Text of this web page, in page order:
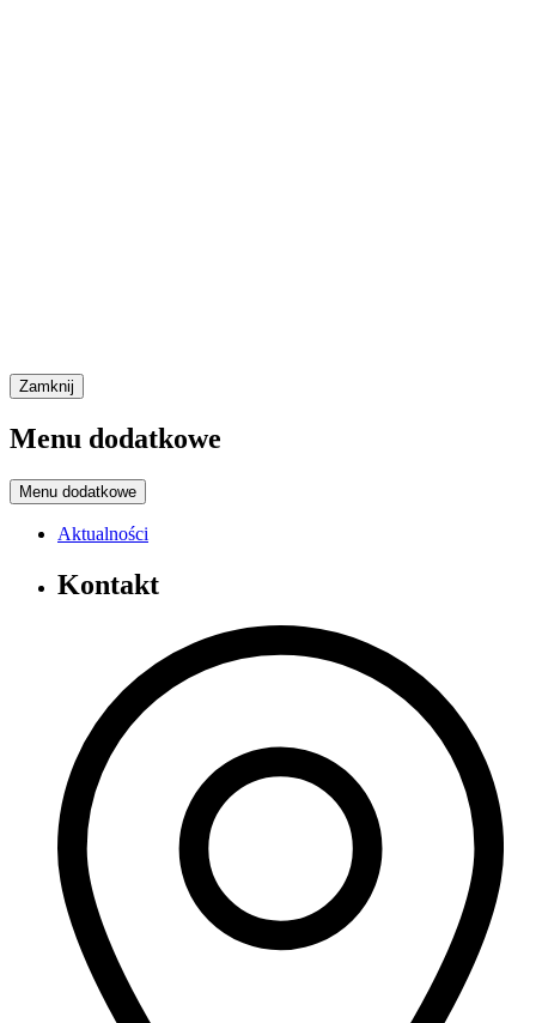
Zamknij
Menu dodatkowe
Menu dodatkowe
Aktualności
Kontakt